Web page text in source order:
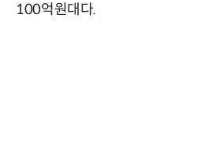
100억원대다.